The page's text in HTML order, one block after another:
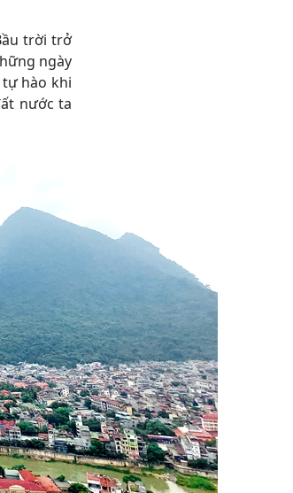
trời trở
ngày
hào khi
nước ta